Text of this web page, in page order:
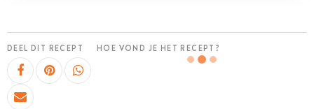
DEEL DIT RECEPT HOE VOND JE HET RECEPT?